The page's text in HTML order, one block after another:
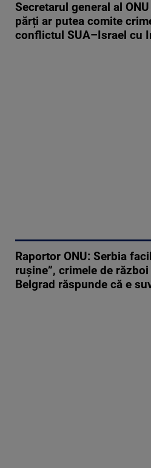
Secretarul general al
părți ar putea comite
conflictul SUA–Israel cu
Raportor ONU: Serbia
rușine”, crimele de
Belgrad răspunde că e